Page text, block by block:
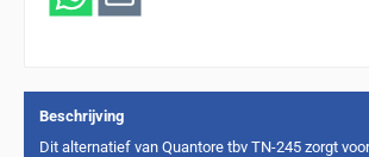
Beschrijving
Dit alternatief van Quantore tbv TN-245 zorgt